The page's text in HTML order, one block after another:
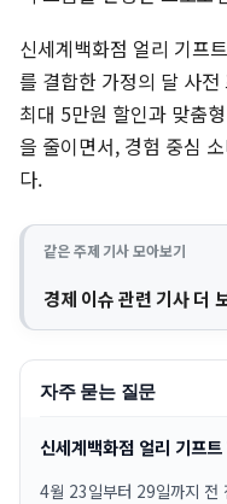
신세계백화점 얼리 기프
를 결합한 가정의 달 사
최대 5만원 할인과 맞춤
을 줄이면서, 경험 중심
다.
같은 주제 기사 모아보기
경제 이슈 관련 기사 더
자주 묻는 질문
신세계백화점 얼리 기프
4월 23일부터 29일까지 전